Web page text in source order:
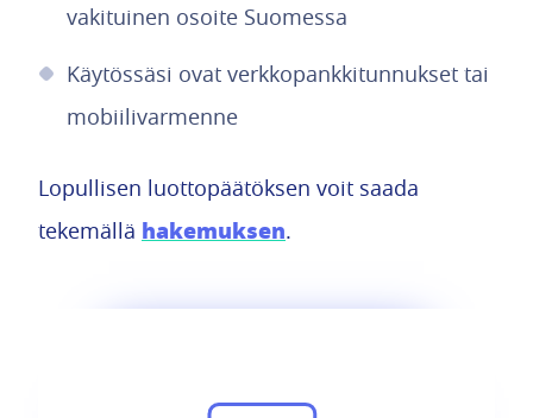
vakituinen osoite Suomessa
Käytössäsi ovat verkkopankkitunnukset tai
mobiilivarmenne
Lopullisen luottopäätöksen voit saada
tekemällä hakemuksen.